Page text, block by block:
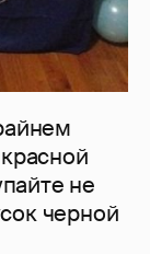
не
черной